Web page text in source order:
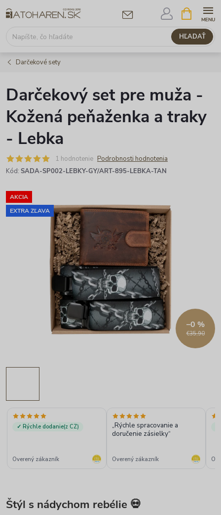
na
HĽADAŤ
NÁKUPNÝ
KOŠÍK
Darčekové sety
Darčekový set pre muža -
Kožená peňaženka a traky
- Lebka
1 hodnotenie Podrobnosti hodnotenia
Kód: SADA-SP002-LEBKY-GY/ART-895-LEBKA-TAN
AKCIA
EXTRA ZĽAVA
€35,90
–0 %
✓ Rýchle dodanie(z CZ)
Overený zákazník
„Rýchle spracovanie a
doručenie zásielky“
Overený zákazník
Štýl s nádychom rebélie 💀